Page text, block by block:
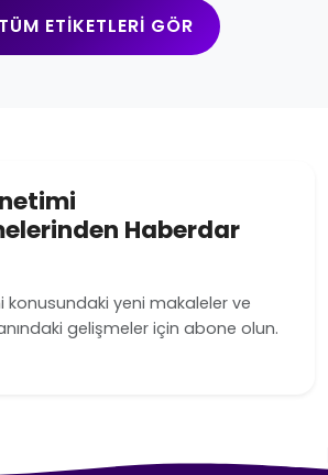
TÜM ETIKETLERI GÖR
Haberdar
yeni makaleler ve
gelişmeler için abone olun.